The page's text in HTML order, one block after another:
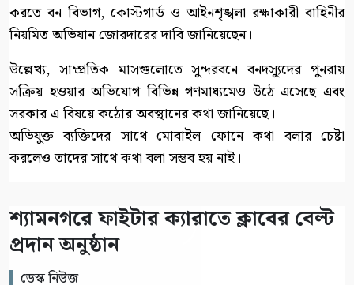
করতে বন বিভাগ, কোস্টগার্ড ও আইনশৃঙ্খলা রক্ষাকারী বাহিনীর
নিয়মিত অভিযান জোরদারের দাবি জানিয়েছেন।
উল্লেখ্য, সাম্প্রতিক মাসগুলোতে সুন্দরবনে বনদস্যুদের পুনরায়
সক্রিয় হওয়ার অভিযোগ বিভিন্ন গণমাধ্যমেও উঠে এসেছে এবং
সরকার এ বিষয়ে কঠোর অবস্থানের কথা জানিয়েছে।
অভিযুক্ত ব্যক্তিদের সাথে মোবাইল ফোনে কথা বলার চেষ্টা
করলেও তাদের সাথে কথা বলা সম্ভব হয় নাই।
শ্যামনগরে ফাইটার ক্যারাতে ক্লাবের বেল্ট
প্রদান অনুষ্ঠান
ডেস্ক নিউজ